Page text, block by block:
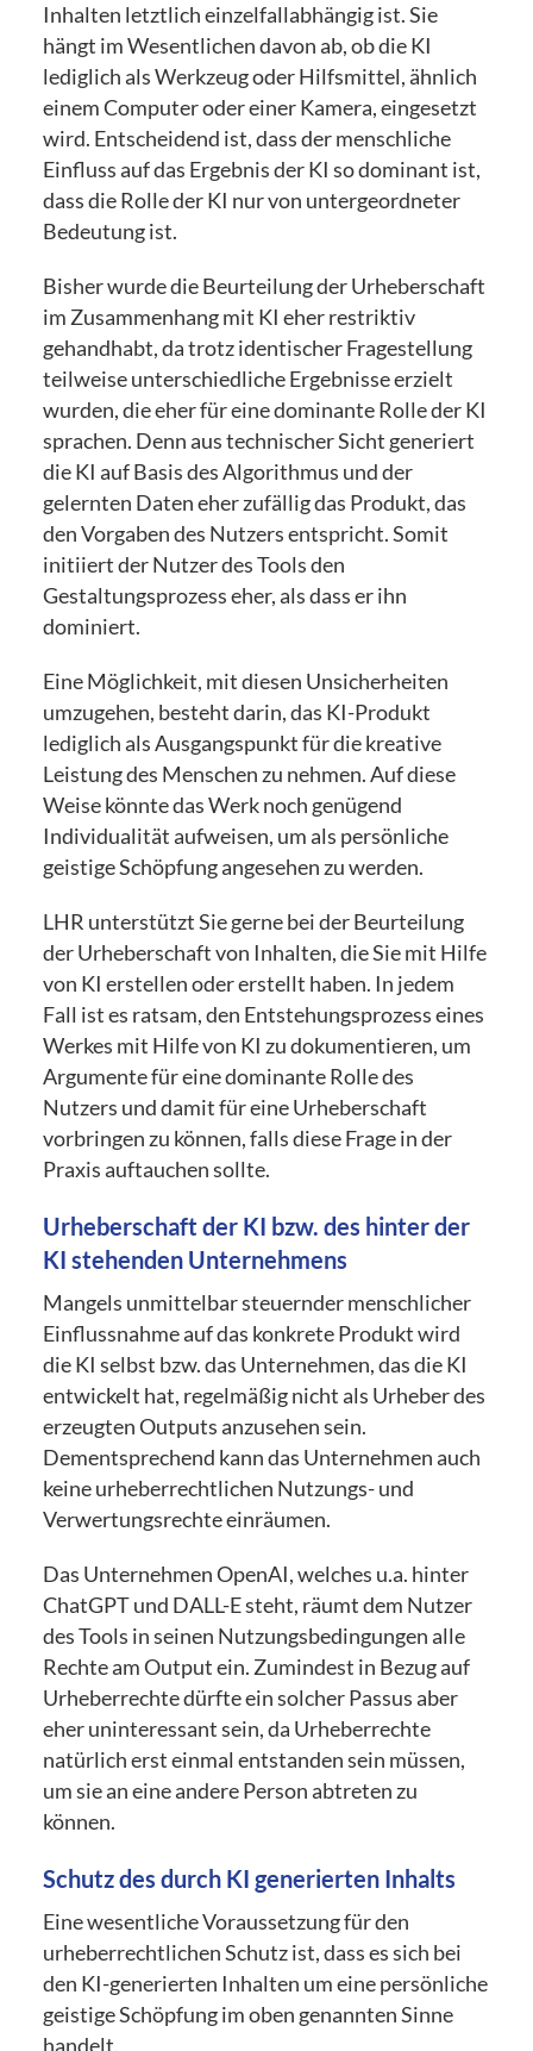
Inhalten letztlich einzelfallabhängig ist. Sie
hängt im Wesentlichen davon ab, ob die KI
lediglich als Werkzeug oder Hilfsmittel, ähnlich
einem Computer oder einer Kamera, eingesetzt
wird. Entscheidend ist, dass der menschliche
Einfluss auf das Ergebnis der KI so dominant ist,
dass die Rolle der KI nur von untergeordneter
Bedeutung ist.
Bisher wurde die Beurteilung der Urheberschaft
im Zusammenhang mit KI eher restriktiv
gehandhabt, da trotz identischer Fragestellung
teilweise unterschiedliche Ergebnisse erzielt
wurden, die eher für eine dominante Rolle der KI
sprachen. Denn aus technischer Sicht generiert
die KI auf Basis des Algorithmus und der
gelernten Daten eher zufällig das Produkt, das
den Vorgaben des Nutzers entspricht. Somit
initiiert der Nutzer des Tools den
Gestaltungsprozess eher, als dass er ihn
dominiert.
Eine Möglichkeit, mit diesen Unsicherheiten
umzugehen, besteht darin, das KI-Produkt
lediglich als Ausgangspunkt für die kreative
Leistung des Menschen zu nehmen. Auf diese
Weise könnte das Werk noch genügend
Individualität aufweisen, um als persönliche
geistige Schöpfung angesehen zu werden.
LHR unterstützt Sie gerne bei der Beurteilung
der Urheberschaft von Inhalten, die Sie mit Hilfe
von KI erstellen oder erstellt haben. In jedem
Fall ist es ratsam, den Entstehungsprozess eines
Werkes mit Hilfe von KI zu dokumentieren, um
Argumente für eine dominante Rolle des
Nutzers und damit für eine Urheberschaft
vorbringen zu können, falls diese Frage in der
Praxis auftauchen sollte.
Urheberschaft der KI bzw. des hinter der
KI stehenden Unternehmens
Mangels unmittelbar steuernder menschlicher
Einflussnahme auf das konkrete Produkt wird
die KI selbst bzw. das Unternehmen, das die KI
entwickelt hat, regelmäßig nicht als Urheber des
erzeugten Outputs anzusehen sein.
Dementsprechend kann das Unternehmen auch
keine urheberrechtlichen Nutzungs- und
Verwertungsrechte einräumen.
Das Unternehmen OpenAI, welches u.a. hinter
ChatGPT und DALL-E steht, räumt dem Nutzer
des Tools in seinen Nutzungsbedingungen alle
Rechte am Output ein. Zumindest in Bezug auf
Urheberrechte dürfte ein solcher Passus aber
eher uninteressant sein, da Urheberrechte
natürlich erst einmal entstanden sein müssen,
um sie an eine andere Person abtreten zu
können.
Schutz des durch KI generierten Inhalts
Eine wesentliche Voraussetzung für den
urheberrechtlichen Schutz ist, dass es sich bei
den KI-generierten Inhalten um eine persönliche
geistige Schöpfung im oben genannten Sinne
handelt.